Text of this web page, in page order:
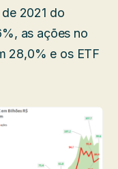
2021 do
as ações no
28,0% e os ETF